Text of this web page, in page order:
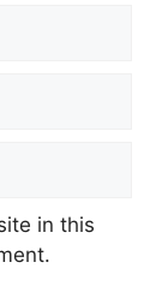
in this